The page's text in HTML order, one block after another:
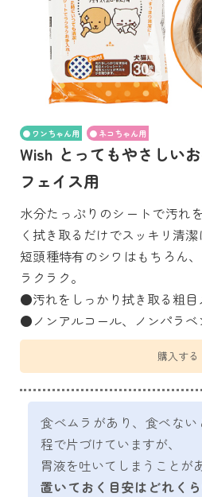
ワンちゃん用 ネコちゃん用
Wish とってもやさしい
フェイス用
水分たっぷりのシートで汚れ
く拭き取るだけでスッキリ清潔
短頭種特有のシワはもちろん
ラクラク。
●汚れをしっかり拭き取る粗目
●ノンアルコール、ノンパラベ
購入する
食べムラがあり、食べない
程で片づけていますが、
胃液を吐いてしまうことが
置いておく目安はどれく